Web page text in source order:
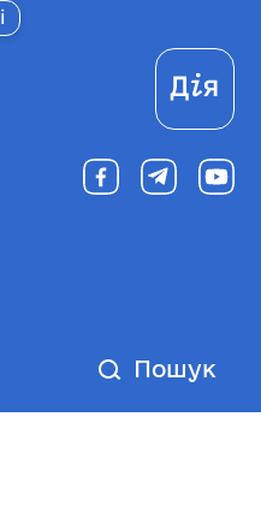
Пошук